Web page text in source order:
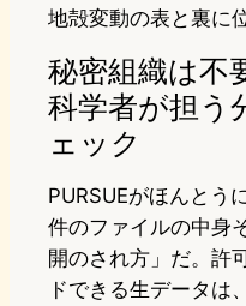
地殻変動の表と裏に
秘密組織は不
科学者が担う
ェック
PURSUEがほんとう
件のファイルの中身
開のされ方」だ。許
ドできる生データは